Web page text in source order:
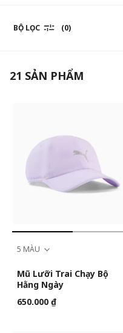
BỘ LỌC (0)
21 SẢN PHẨM
5 MÀU
Mũ Lưỡi Trai Chạy Bộ
Hằng Ngày
650.000 ₫